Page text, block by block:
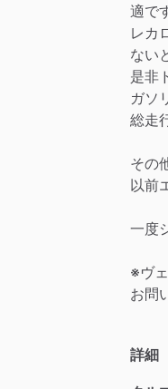
適で
レカ
ない
是非
ガソ
総走
その
以前
一度
※ヴ
お問
詳細